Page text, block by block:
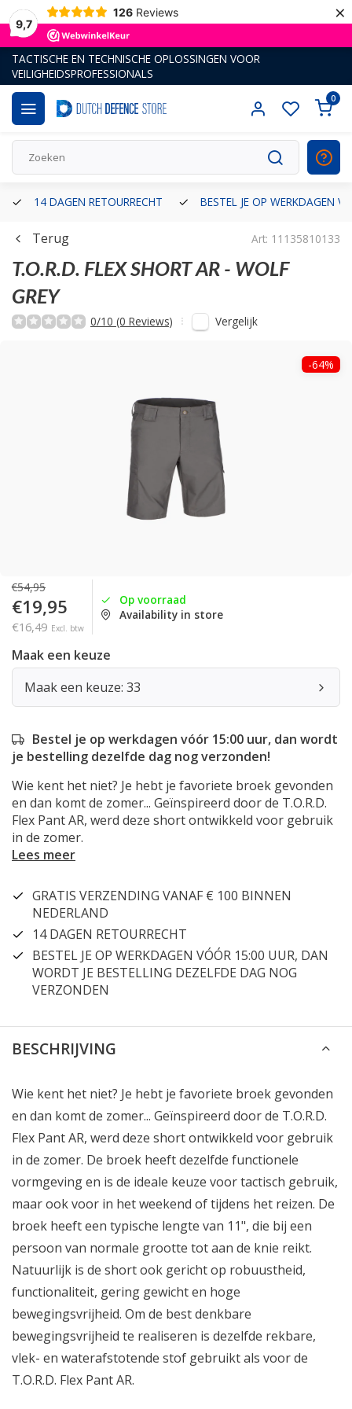
9,7
126 Reviews ×
TACTISCHE EN TECHNISCHE OPLOSSINGEN VOOR
VEILIGHEIDSPROFESSIONALS
0
14 DAGEN RETOURRECHT BESTEL JE OP WERKDAGEN
Terug Art: 11135810133
T.O.R.D. FLEX SHORT AR - WOLF
GREY
0/10 (0 Reviews) Vergelijk
-64%
€54,95
€19,95
€16,49 Excl. btw
Op voorraad
Availability in store
Maak een keuze
Maak een keuze: 33
Bestel je op werkdagen vóór 15:00 uur, dan wordt
je bestelling dezelfde dag nog verzonden!
Wie kent het niet? Je hebt je favoriete broek gevonden
en dan komt de zomer... Geïnspireerd door de T.O.R.D.
Flex Pant AR, werd deze short ontwikkeld voor gebruik
in de zomer.
Lees meer
GRATIS VERZENDING VANAF € 100 BINNEN
NEDERLAND
14 DAGEN RETOURRECHT
BESTEL JE OP WERKDAGEN VÓÓR 15:00 UUR, DAN
WORDT JE BESTELLING DEZELFDE DAG NOG
VERZONDEN
BESCHRIJVING
Wie kent het niet? Je hebt je favoriete broek gevonden
en dan komt de zomer... Geïnspireerd door de T.O.R.D.
Flex Pant AR, werd deze short ontwikkeld voor gebruik
in de zomer. De broek heeft dezelfde functionele
vormgeving en is de ideale keuze voor tactisch gebruik,
maar ook voor in het weekend of tijdens het reizen. De
broek heeft een typische lengte van 11", die bij een
persoon van normale grootte tot aan de knie reikt.
Natuurlijk is de short ook gericht op robuustheid,
functionaliteit, gering gewicht en hoge
bewegingsvrijheid. Om de best denkbare
bewegingsvrijheid te realiseren is dezelfde rekbare,
vlek- en waterafstotende stof gebruikt als voor de
T.O.R.D. Flex Pant AR.